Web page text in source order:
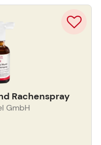
Rachenspray
GmbH